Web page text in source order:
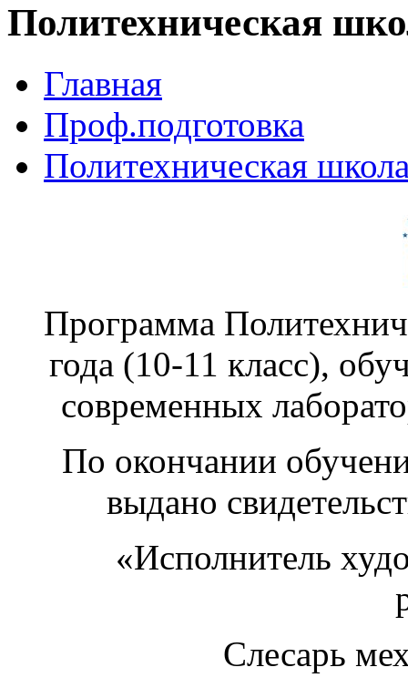
Политехническая
Главная
Проф.подготовка
Политехническая
Программа
года (10-11 класс),
современных
По окончании
выдано
«Исполнитель
Слесарь